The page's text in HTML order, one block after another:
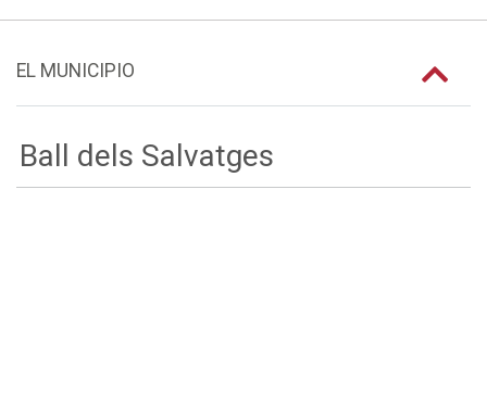
EL MUNICIPIO
Ball dels Salvatges